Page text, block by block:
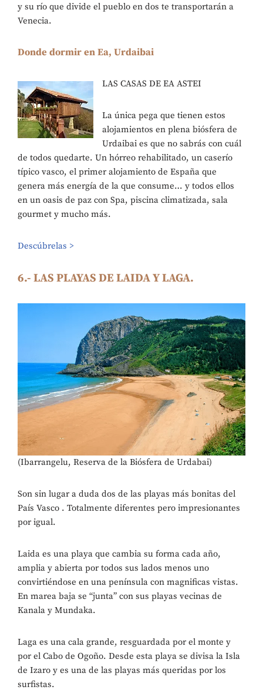
y su río que divide el pueblo en dos te transportarán a
Venecia.
Donde dormir en Ea, Urdaibai
LAS CASAS DE EA ASTEI
La única pega que tienen estos
alojamientos en plena biósfera de
Urdaibai es que no sabrás con cuál
de todos quedarte. Un hórreo rehabilitado, un caserío
típico vasco, el primer alojamiento de España que
genera más energía de la que consume… y todos ellos
en un oasis de paz con Spa, piscina climatizada, sala
gourmet y mucho más.
Descúbrelas >
6.- LAS PLAYAS DE LAIDA Y LAGA.
(Ibarrangelu, Reserva de la Biósfera de Urdabai)
Son sin lugar a duda dos de las playas más bonitas del
País Vasco . Totalmente diferentes pero impresionantes
por igual.
Laida es una playa que cambia su forma cada año,
amplia y abierta por todos sus lados menos uno
convirtiéndose en una península con magnificas vistas.
En marea baja se “junta” con sus playas vecinas de
Kanala y Mundaka.
Laga es una cala grande, resguardada por el monte y
por el Cabo de Ogoño. Desde esta playa se divisa la Isla
de Izaro y es una de las playas más queridas por los
surfistas.